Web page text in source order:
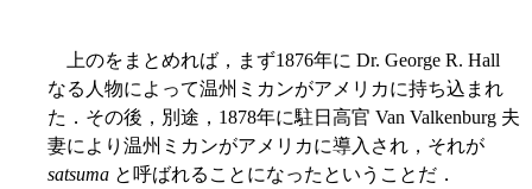
上のをまとめれば，まず1876年に Dr. George R. Hall
なる人物によって温州ミカンがアメリカに持ち込まれ
た．その後，別途，1878年に駐日高官 Van Valkenburg 夫
妻により温州ミカンがアメリカに導入され，それが
satsuma と呼ばれることになったということだ．